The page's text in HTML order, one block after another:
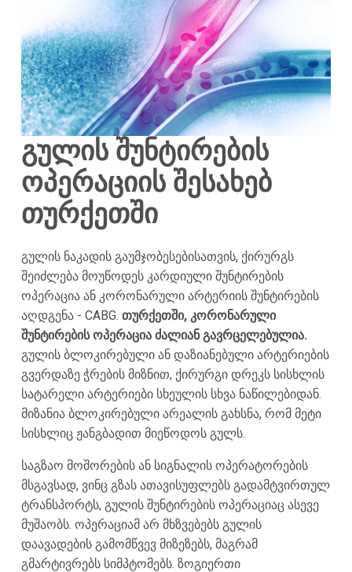
გულის შუნტირების
ოპერაციის შესახებ
თურქეთში
გულის ნაკადის გაუმჯობესებისათვის, ქირურგს
შეიძლება მოუწოდეს კარდიული შუნტირების
ოპერაცია ან კორონარული არტერიის შუნტირების
აღდგენა - CABG. თურქეთში, კორონარული
შუნტირების ოპერაცია ძალიან გავრცელებულია.
გულის ბლოკირებული ან დაზიანებული არტერიების
გვერდაზე ჭრების მიზნით, ქირურგი დრეკს სისხლის
სატარელი არტერიები სხეულის სხვა ნაწილებიდან.
მიზანია ბლოკირებული არეალის გახსნა, რომ მეტი
სისხლიც ჟანგბადით მიეწოდოს გულს.
საგზაო მოშორების ან სიგნალის ოპერატორების
მსგავსად, ვინც გზას ათავისუფლებს გადამტვირთულ
ტრანსპორტს, გულის შუნტირების ოპერაციაც ასევე
მუშაობს. ოპერაციამ არ მხზვებებს გულის
დაავადების გამომწვევ მიზეზებს, მაგრამ
გმარტივრებს სიმპტომებს. ზოგიერთი